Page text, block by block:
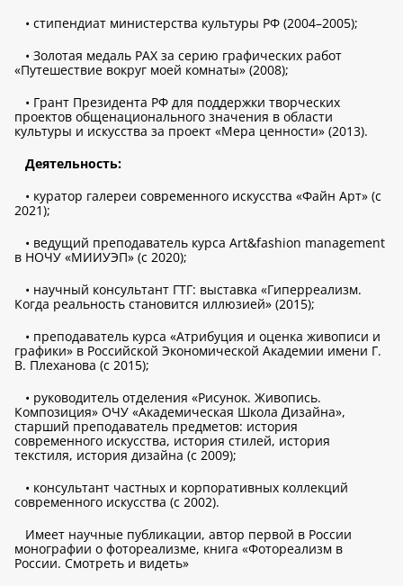
• стипендиат министерства культуры РФ (2004–2005);
• Золотая медаль РАХ за серию графических работ
«Путешествие вокруг моей комнаты» (2008);
• Грант Президента РФ для поддержки творческих
проектов общенационального значения в области
культуры и искусства за проект «Мера ценности» (2013).
Деятельность:
• куратор галереи современного искусства «Файн Арт» (с
2021);
• ведущий преподаватель курса Art&fashion management
в НОЧУ «МИИУЭП» (с 2020);
• научный консультант ГТГ: выставка «Гиперреализм.
Когда реальность становится иллюзией» (2015);
• преподаватель курса «Атрибуция и оценка живописи и
графики» в Российской Экономической Академии имени Г.
В. Плеханова (с 2015);
• руководитель отделения «Рисунок. Живопись.
Композиция» ОЧУ «Академическая Школа Дизайна»,
старший преподаватель предметов: история
современного искусства, история стилей, история
текстиля, история дизайна (с 2009);
• консультант частных и корпоративных коллекций
современного искусства (с 2002).
Имеет научные публикации, автор первой в России
монографии о фотореализме, книга «Фотореализм в
России. Смотреть и видеть»